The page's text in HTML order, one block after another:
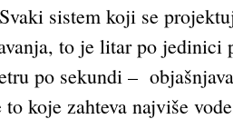
sistem koji se
to je litar po
po sekundi –
koje zahteva najviše